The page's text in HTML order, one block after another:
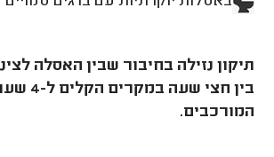
תיקון נזילה בחיבור שבין האסלה
בין חצי
המורכבים.